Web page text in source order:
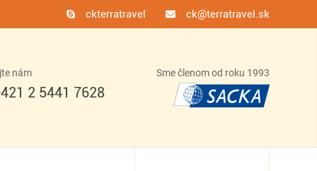
ckterratravel ck@terratravel.sk
nám
2 5441 7628
Sme členom od roku 1993